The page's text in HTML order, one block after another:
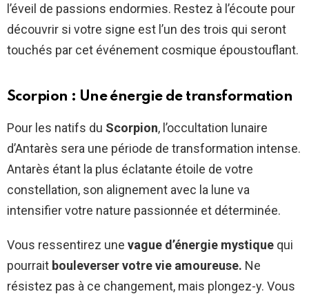
l’éveil de passions endormies. Restez à l’écoute pour
découvrir si votre signe est l’un des trois qui seront
touchés par cet événement cosmique époustouflant.
Scorpion : Une énergie de transformation
Pour les natifs du Scorpion, l’occultation lunaire
d’Antarès sera une période de transformation intense.
Antarès étant la plus éclatante étoile de votre
constellation, son alignement avec la lune va
intensifier votre nature passionnée et déterminée.
Vous ressentirez une vague d’énergie mystique qui
pourrait bouleverser votre vie amoureuse. Ne
résistez pas à ce changement, mais plongez-y. Vous